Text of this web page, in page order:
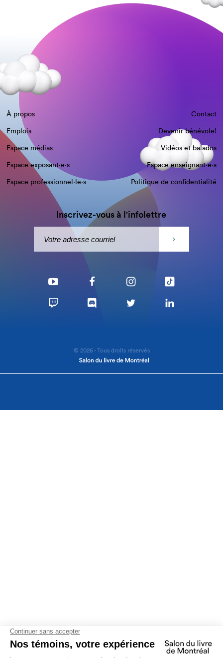
À propos
Contact
Emplois
Devenir bénévole!
Espace médias
Vidéos et balados
Espace exposant·e⋅s
Espace enseignant·e⋅s
Espace professionnel·le⋅s
Politique de confidentialité
Inscrivez-vous à l'infolettre
© 2026 - Tous droits réservés